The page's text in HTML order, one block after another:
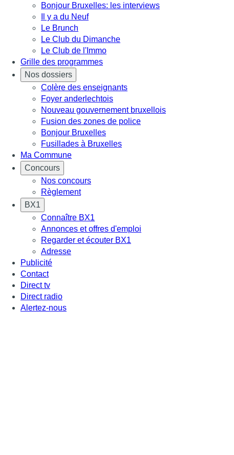
Bonjour Bruxelles: les interviews
Il y a du Neuf
Le Brunch
Le Club du Dimanche
Le Club de l'Immo
Grille des programmes
Nos dossiers
Colère des enseignants
Foyer anderlechtois
Nouveau gouvernement bruxellois
Fusion des zones de police
Bonjour Bruxelles
Fusillades à Bruxelles
Ma Commune
Concours
Nos concours
Règlement
BX1
Connaître BX1
Annonces et offres d'emploi
Regarder et écouter BX1
Adresse
Publicité
Contact
Direct tv
Direct radio
Alertez-nous